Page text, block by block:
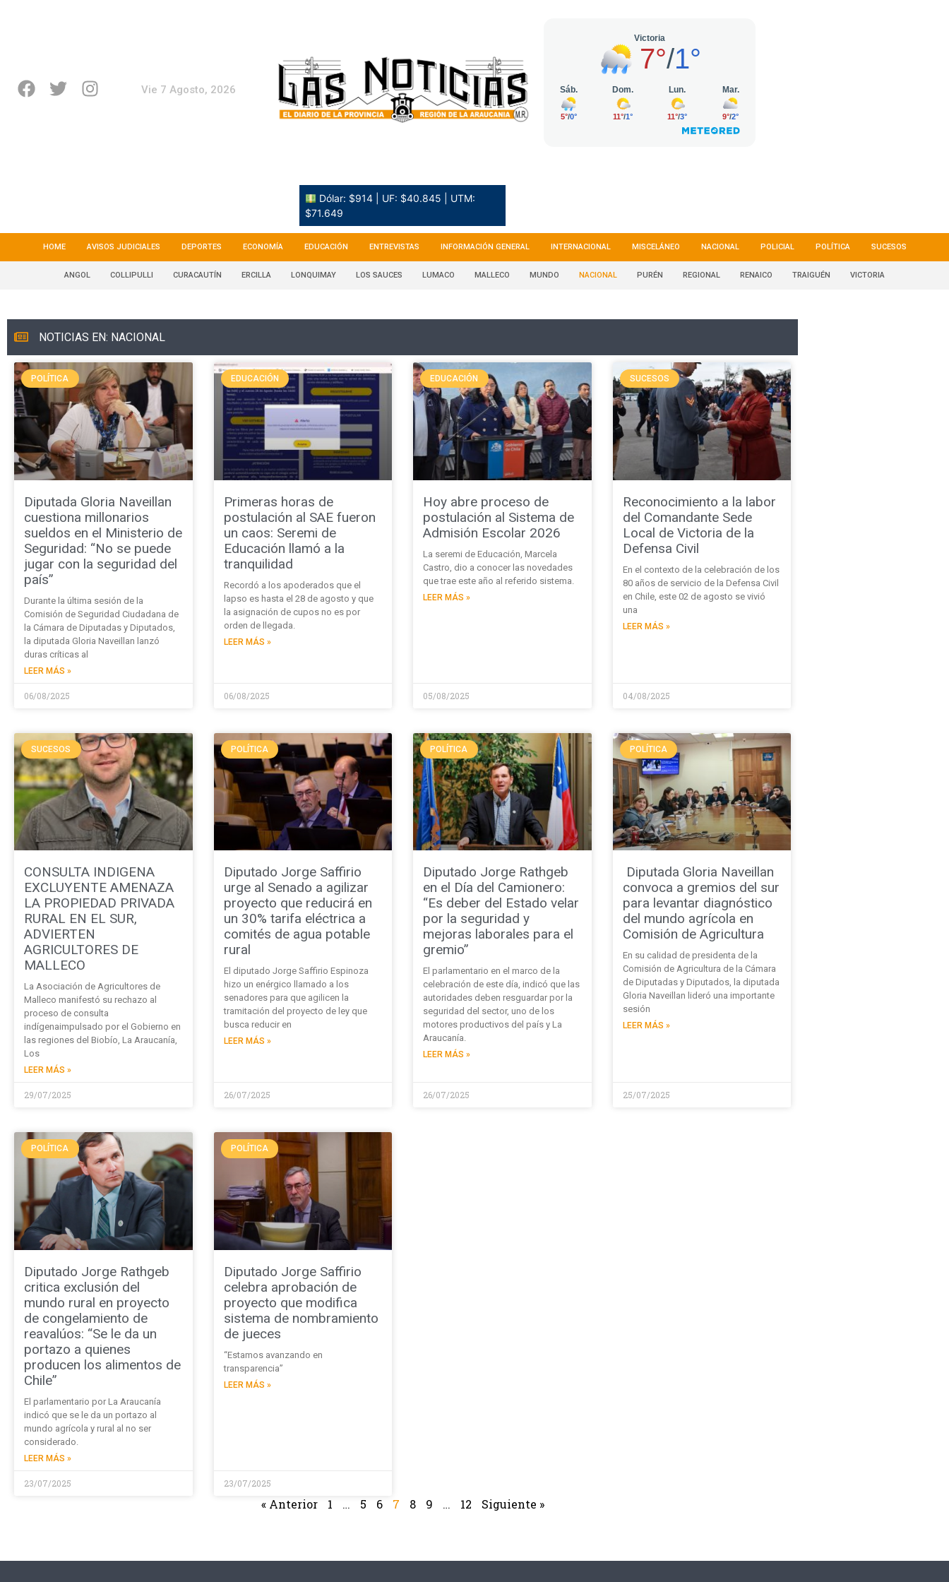
Vie 7 Agosto, 2026
Dólar: $914 | UF: $40.845 | UTM:
$71.649
HOME AVISOS JUDICIALES DEPORTES ECONOMÍA EDUCACIÓN ENTREVISTAS INFORMACIÓN GENERAL INTERNACIONAL MISCELÁNEO NACIONAL POLICIAL POLÍTICA SUCESOS
ANGOL COLLIPULLI CURACAUTÍN ERCILLA LONQUIMAY LOS SAUCES LUMACO MALLECO MUNDO NACIONAL PURÉN REGIONAL RENAICO TRAIGUÉN VICTORIA
NOTICIAS EN: NACIONAL
POLÍTICA
Diputada Gloria Naveillan
cuestiona millonarios
sueldos en el Ministerio de
Seguridad: “No se puede
jugar con la seguridad del
país”
Durante la última sesión de la
Comisión de Seguridad Ciudadana de
la Cámara de Diputadas y Diputados,
la diputada Gloria Naveillan lanzó
duras críticas al
LEER MÁS »
06/08/2025
EDUCACIÓN
Primeras horas de
postulación al SAE fueron
un caos: Seremi de
Educación llamó a la
tranquilidad
Recordó a los apoderados que el
lapso es hasta el 28 de agosto y que
la asignación de cupos no es por
orden de llegada.
LEER MÁS »
06/08/2025
EDUCACIÓN
Hoy abre proceso de
postulación al Sistema de
Admisión Escolar 2026
La seremi de Educación, Marcela
Castro, dio a conocer las novedades
que trae este año al referido sistema.
LEER MÁS »
05/08/2025
SUCESOS
Reconocimiento a la labor
del Comandante Sede
Local de Victoria de la
Defensa Civil
En el contexto de la celebración de los
80 años de servicio de la Defensa Civil
en Chile, este 02 de agosto se vivió
una
LEER MÁS »
04/08/2025
SUCESOS
CONSULTA INDIGENA
EXCLUYENTE AMENAZA
LA PROPIEDAD PRIVADA
RURAL EN EL SUR,
ADVIERTEN
AGRICULTORES DE
MALLECO
La Asociación de Agricultores de
Malleco manifestó su rechazo al
proceso de consulta
indígenaimpulsado por el Gobierno en
las regiones del Biobío, La Araucanía,
Los
LEER MÁS »
29/07/2025
POLÍTICA
Diputado Jorge Saffirio
urge al Senado a agilizar
proyecto que reducirá en
un 30% tarifa eléctrica a
comités de agua potable
rural
El diputado Jorge Saffirio Espinoza
hizo un enérgico llamado a los
senadores para que agilicen la
tramitación del proyecto de ley que
busca reducir en
LEER MÁS »
26/07/2025
POLÍTICA
Diputado Jorge Rathgeb
en el Día del Camionero:
“Es deber del Estado velar
por la seguridad y
mejoras laborales para el
gremio”
El parlamentario en el marco de la
celebración de este día, indicó que las
autoridades deben resguardar por la
seguridad del sector, uno de los
motores productivos del país y La
Araucanía.
LEER MÁS »
26/07/2025
POLÍTICA
Diputada Gloria Naveillan
convoca a gremios del sur
para levantar diagnóstico
del mundo agrícola en
Comisión de Agricultura
En su calidad de presidenta de la
Comisión de Agricultura de la Cámara
de Diputadas y Diputados, la diputada
Gloria Naveillan lideró una importante
sesión
LEER MÁS »
25/07/2025
POLÍTICA
Diputado Jorge Rathgeb
critica exclusión del
mundo rural en proyecto
de congelamiento de
reavalúos: “Se le da un
portazo a quienes
producen los alimentos de
Chile”
El parlamentario por La Araucanía
indicó que se le da un portazo al
mundo agrícola y rural al no ser
considerado.
LEER MÁS »
23/07/2025
POLÍTICA
Diputado Jorge Saffirio
celebra aprobación de
proyecto que modifica
sistema de nombramiento
de jueces
“Estamos avanzando en
transparencia”
LEER MÁS »
23/07/2025
« Anterior 1 … 5 6 7 8 9 … 12 Siguiente »